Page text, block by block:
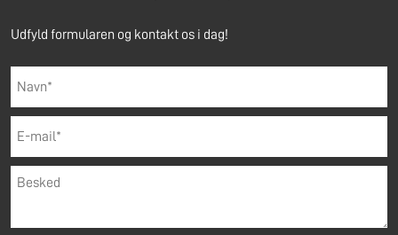
Udfyld formularen og kontakt os i dag!